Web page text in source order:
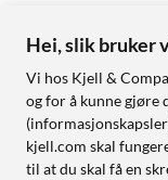
Hei, slik bruker
Vi hos Kjell &
og for å kunne gjøre
kjell.com skal
til at du skal få en